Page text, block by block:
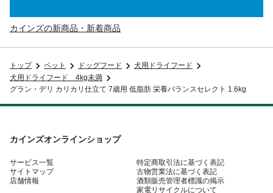
カインズの新商品・新着商品
トップ ペット ドッグフード
犬用ドライフード
犬用ドライフード 4kg未満
グラン・デリ カリカリ仕立て 7歳用 低脂肪 栄養バランスセレクト 1.6kg
カインズオンラインショップ
サービス一覧
サイトマップ
店舗情報
特定商取引法に基づく表記
古物営業法に基づく表記
酒類販売管理者標識の掲示
家電リサイクルについて